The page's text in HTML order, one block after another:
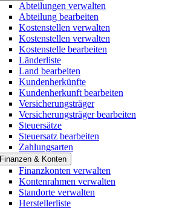
Abteilungen verwalten
Abteilung bearbeiten
Kostenstellen verwalten
Kostenstellen verwalten
Kostenstelle bearbeiten
Länderliste
Land bearbeiten
Kundenherkünfte
Kundenherkunft bearbeiten
Versicherungsträger
Versicherungsträger bearbeiten
Steuersätze
Steuersatz bearbeiten
Zahlungsarten
Finanzen & Konten
Finanzkonten verwalten
Kontenrahmen verwalten
Standorte verwalten
Herstellerliste